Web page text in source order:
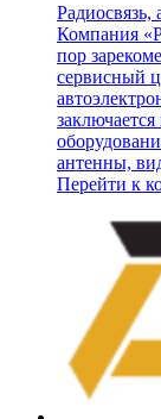
Радиосвязь,
Компания
пор
сервисный
антенны,
Перейти к